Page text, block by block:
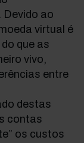
ao
virtual é
que as
vivo,
entre
destas
contas
os custos